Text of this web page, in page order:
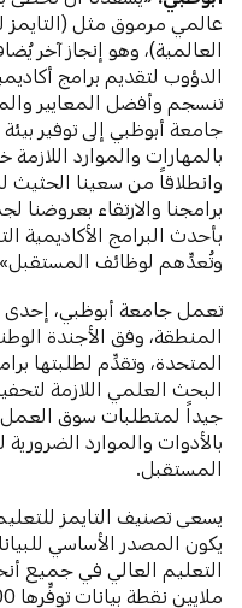
عالمي مرموق مثل (التايمز
العالمية)، وهو إنجاز آخر
الدؤوب لتقديم برامج
تنسجم وأفضل المعايير
جامعة أبوظبي إلى توفير
بالمهارات والموارد
وانطلاقاً من سعينا الحثيث
برامجنا والارتقاء بعروضنا
بأحدث البرامج الأكاديمية
وتُعدِّهم لوظائف المستقبل».
تعمل جامعة أبوظبي، إحدى
المنطقة، وفق الأجندة
المتحدة، وتقدِّم لطلبتها
البحث العلمي اللازمة
جيداً لمتطلبات سوق
بالأدوات والموارد
المستقبل.
يسعى تصنيف التايمز
يكون المصدر الأساسي